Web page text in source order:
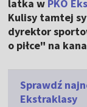
latka w PKO
Kulisy tamtej
dyrektor
o piłce" na
Sprawdź
Ekstraklasy